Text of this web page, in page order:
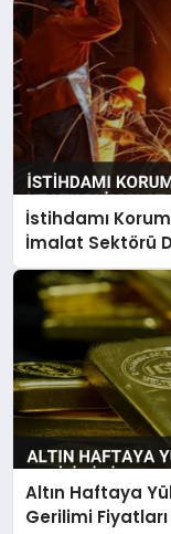
İstihdamı
İmalat Sektörü
Altın Haftaya
Gerilimi